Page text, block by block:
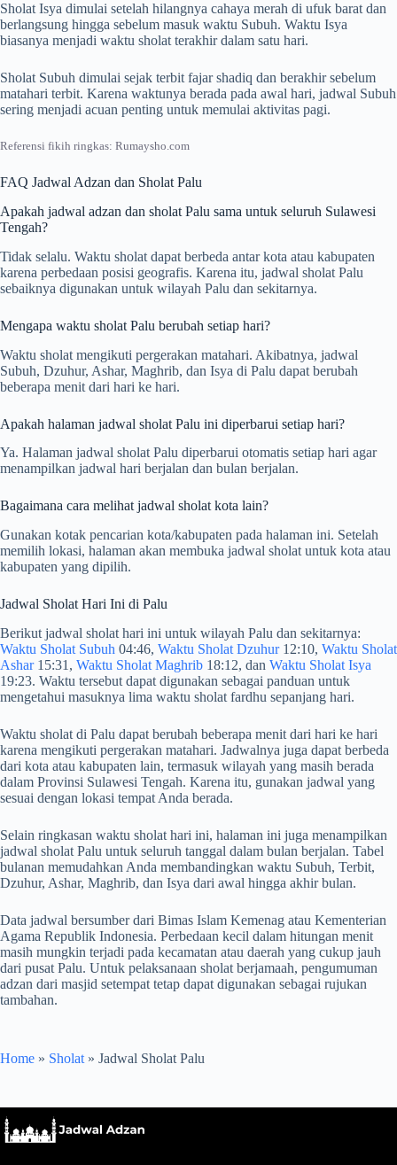
Sholat Isya dimulai setelah hilangnya cahaya merah di ufuk barat dan
berlangsung hingga sebelum masuk waktu Subuh. Waktu Isya
biasanya menjadi waktu sholat terakhir dalam satu hari.
Sholat Subuh dimulai sejak terbit fajar shadiq dan berakhir sebelum
matahari terbit. Karena waktunya berada pada awal hari, jadwal Subuh
sering menjadi acuan penting untuk memulai aktivitas pagi.
Referensi fikih ringkas: Rumaysho.com
FAQ Jadwal Adzan dan Sholat Palu
Apakah jadwal adzan dan sholat Palu sama untuk seluruh Sulawesi
Tengah?
Tidak selalu. Waktu sholat dapat berbeda antar kota atau kabupaten
karena perbedaan posisi geografis. Karena itu, jadwal sholat Palu
sebaiknya digunakan untuk wilayah Palu dan sekitarnya.
Mengapa waktu sholat Palu berubah setiap hari?
Waktu sholat mengikuti pergerakan matahari. Akibatnya, jadwal
Subuh, Dzuhur, Ashar, Maghrib, dan Isya di Palu dapat berubah
beberapa menit dari hari ke hari.
Apakah halaman jadwal sholat Palu ini diperbarui setiap hari?
Ya. Halaman jadwal sholat Palu diperbarui otomatis setiap hari agar
menampilkan jadwal hari berjalan dan bulan berjalan.
Bagaimana cara melihat jadwal sholat kota lain?
Gunakan kotak pencarian kota/kabupaten pada halaman ini. Setelah
memilih lokasi, halaman akan membuka jadwal sholat untuk kota atau
kabupaten yang dipilih.
Jadwal Sholat Hari Ini di Palu
Berikut jadwal sholat hari ini untuk wilayah Palu dan sekitarnya:
Waktu Sholat Subuh 04:46, Waktu Sholat Dzuhur12:10, Waktu Sholat
Ashar15:31, Waktu Sholat Maghrib 18:12, dan Waktu Sholat Isya
19:23. Waktu tersebut dapat digunakan sebagai panduan untuk
mengetahui masuknya lima waktu sholat fardhu sepanjang hari.
Waktu sholat di Palu dapat berubah beberapa menit dari hari ke hari
karena mengikuti pergerakan matahari. Jadwalnya juga dapat berbeda
dari kota atau kabupaten lain, termasuk wilayah yang masih berada
dalam Provinsi Sulawesi Tengah. Karena itu, gunakan jadwal yang
sesuai dengan lokasi tempat Anda berada.
Selain ringkasan waktu sholat hari ini, halaman ini juga menampilkan
jadwal sholat Palu untuk seluruh tanggal dalam bulan berjalan. Tabel
bulanan memudahkan Anda membandingkan waktu Subuh, Terbit,
Dzuhur, Ashar, Maghrib, dan Isya dari awal hingga akhir bulan.
Data jadwal bersumber dari Bimas Islam Kemenag atau Kementerian
Agama Republik Indonesia. Perbedaan kecil dalam hitungan menit
masih mungkin terjadi pada kecamatan atau daerah yang cukup jauh
dari pusat Palu. Untuk pelaksanaan sholat berjamaah, pengumuman
adzan dari masjid setempat tetap dapat digunakan sebagai rujukan
tambahan.
Home » Sholat » Jadwal Sholat Palu